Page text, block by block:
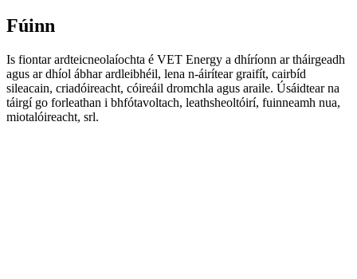
Fúinn
Is fiontar ardteicneolaíochta é VET Energy a dhíríonn ar tháirgeadh
agus ar dhíol ábhar ardleibhéil, lena n-áirítear graifít, cairbíd
sileacain, criadóireacht, cóireáil dromchla agus araile. Úsáidtear na
táirgí go forleathan i bhfótavoltach, leathsheoltóirí, fuinneamh nua,
miotalóireacht, srl.